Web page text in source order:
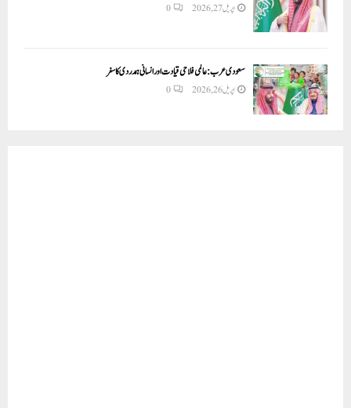
اپریل 27, 2026 0
سعودی عرب: عالمی فلاحی قیادت اور انسانی ہمدردی کا سفر
اپریل 26, 2026 0